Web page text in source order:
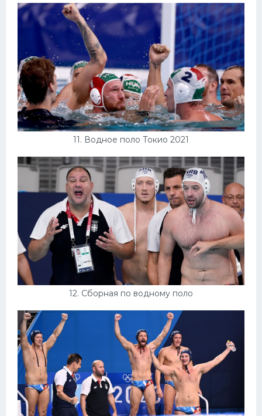
11. Водное поло Токио 2021
12. Сборная по водному поло